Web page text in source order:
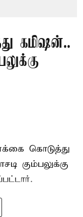
கமிஷன்..
கொடுத்து
கும்பலுக்கு